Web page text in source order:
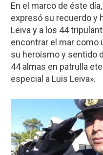
En el marco de éste
expresó su recuerdo y
Leiva y a los 44
encontrar el mar como
su heroísmo y sentido
44 almas en patrulla
especial a Luis Leiva».